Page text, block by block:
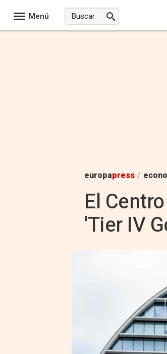
Menú
europapress /
El
'Tier IV